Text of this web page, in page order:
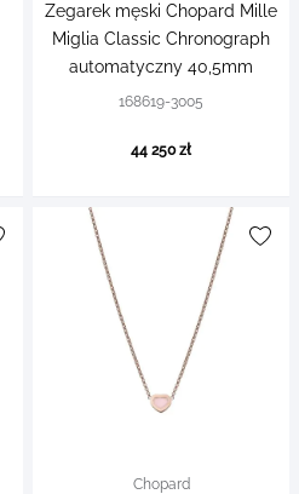
Zegarek męski Chopard Mille
Miglia Classic Chronograph
automatyczny 40,5mm
168619-3005
44 250 zł
Chopard